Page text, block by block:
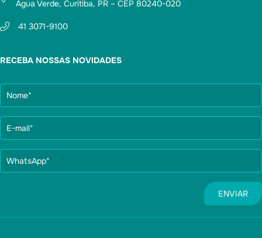
Água Verde, Curitiba, PR – CEP 80240-020
41 3071-9100
RECEBA NOSSAS NOVIDADES